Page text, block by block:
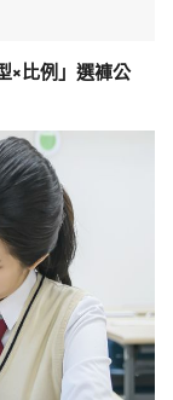
×比例」選褲公